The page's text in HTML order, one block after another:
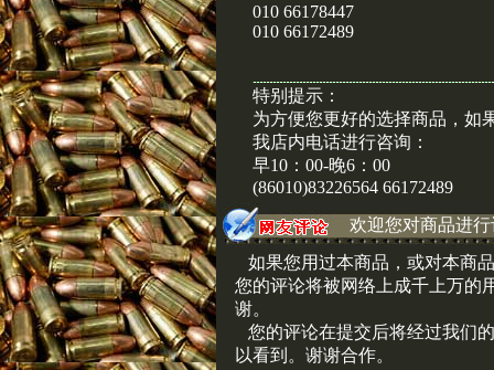
010 66178447
010 66172489
特别提示：
为方便您更好的选择商品，如
我店内电话进行咨询：
早10：00-晚6：00
(86010)83226564 66172489
欢迎您对商品进
如果您用过本商品，或对本商
您的评论将被网络上成千上万的
谢。
您的评论在提交后将经过我们
以看到。谢谢合作。